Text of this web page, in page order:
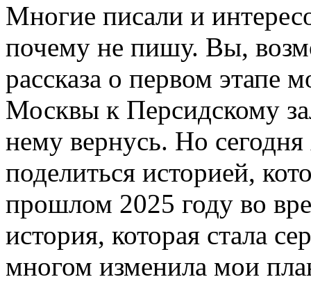
Многие писали и
почему не пишу. Вы,
рассказа о первом этапе
Москвы к Персидскому
нему вернусь. Но
поделиться историей,
прошлом 2025 году во
история, которая стала
многом изменила мои